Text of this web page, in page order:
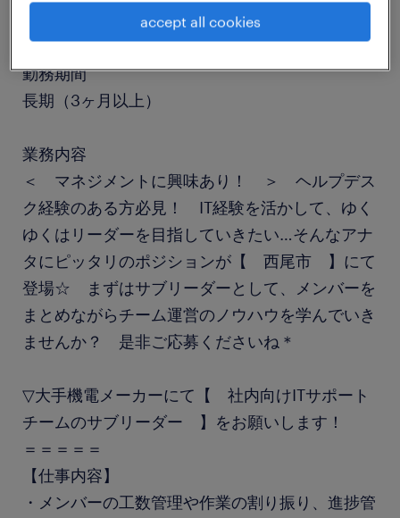
ヘルプデスク・ユーザーサポート
勤務期間
長期（3ヶ月以上）
業務内容
＜ マネジメントに興味あり！ ＞ ヘルプデス
ク経験のある方必見！ IT経験を活かして、ゆく
ゆくはリーダーを目指していきたい…そんなアナ
タにピッタリのポジションが【 西尾市 】にて
登場☆ まずはサブリーダーとして、メンバーを
まとめながらチーム運営のノウハウを学んでいき
ませんか？ 是非ご応募くださいね＊
▽大手機電メーカーにて【 社内向けITサポート
チームのサブリーダー 】をお願いします！
＝＝＝＝＝
【仕事内容】
・メンバーの工数管理や作業の割り振り、進捗管
accept all cookies